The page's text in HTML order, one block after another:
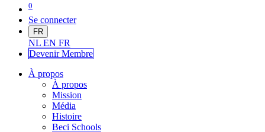
0
Se connecter
FR
NL EN FR
Devenir Membre
À propos
À propos
Mission
Média
Histoire
Beci Schools